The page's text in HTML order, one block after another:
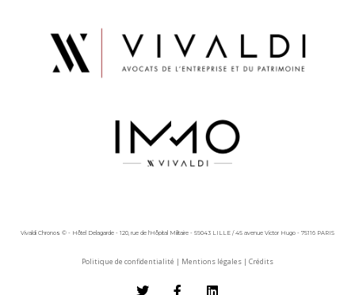
Vivaldi Chronos © - Hôtel Delagarde - 120, rue de l'Hôpital Militaire - 59043 LILLE / 45 avenue Victor Hugo - 75116 PARIS
Politique de confidentialité | Mentions légales | Crédits